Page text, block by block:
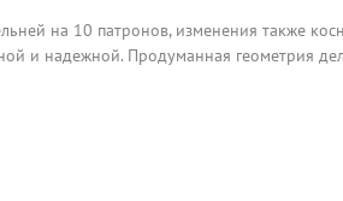
на 10 патронов, изменения также
и надежной. Продуманная геометрия